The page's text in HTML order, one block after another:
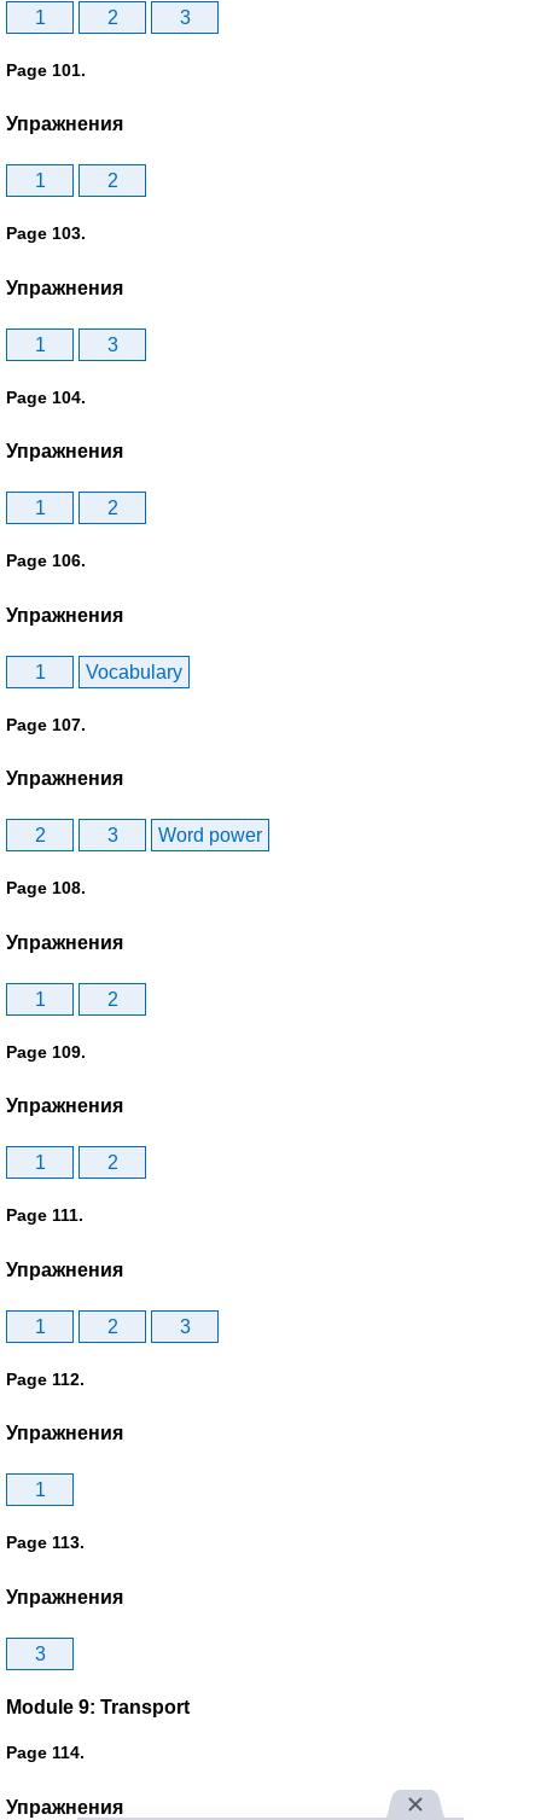
1 2 3
Page 101.
Упражнения
1 2
Page 103.
Упражнения
1 3
Page 104.
Упражнения
1 2
Page 106.
Упражнения
1 Vocabulary
Page 107.
Упражнения
2 3 Word power
Page 108.
Упражнения
1 2
Page 109.
Упражнения
1 2
Page 111.
Упражнения
1 2 3
Page 112.
Упражнения
1
Page 113.
Упражнения
3
Module 9: Transport
Page 114.
Упражнения